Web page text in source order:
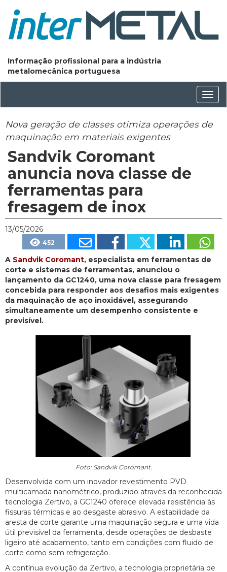
Informação profissional para a indústria
metalomecânica portuguesa
Nova geração de classes otimiza operações de
maquinação em materiais exigentes
Sandvik Coromant
anuncia nova classe de
ferramentas para
fresagem de inox
13/05/2026
452
A Sandvik Coromant, especialista em ferramentas de
corte e sistemas de ferramentas, anunciou o
lançamento da GC1240, uma nova classe para fresagem
concebida para responder aos desafios mais exigentes
da maquinação de aço inoxidável, assegurando
simultaneamente um desempenho consistente e
previsível.
Foto: Sandvik Coromant.
Desenvolvida com um inovador revestimento PVD
multicamada nanométrico, produzido através da reconhecida
tecnologia Zertivo, a GC1240 oferece elevada resistência às
fissuras térmicas e ao desgaste abrasivo. A estabilidade da
aresta de corte garante uma maquinação segura e uma vida
útil previsível da ferramenta, desde operações de desbaste
ligeiro até acabamento, tanto em condições com fluido de
corte como sem refrigeração.
A contínua evolução da Zertivo, a tecnologia proprietária de